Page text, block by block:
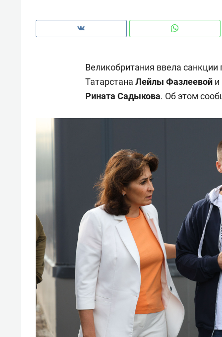
Великобритания ввела
Татарстана Лейлы Фазлеевой и
Рината Садыкова. Об этом
Рекомендуем
Оставить шум за волной: как
строят тишину в казанском
свою